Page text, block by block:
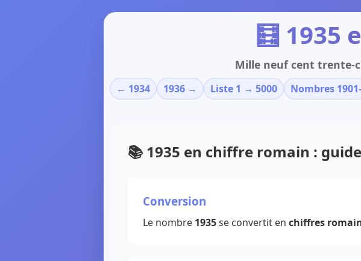
🧮 1935
Mille neuf cent trente-
← 1934 1936 → Liste 1 → 5000 Nombres
📚 1935 en chiffre romain :
Conversion
Le nombre 1935se convertit en chiffres